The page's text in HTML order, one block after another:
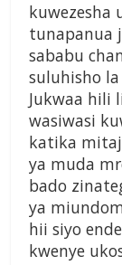
kuwezesha
tunapanua
sababu
suluhisho
Jukwaa hili
wasiwasi
katika
ya muda
bado
ya
hii siyo
kwenye